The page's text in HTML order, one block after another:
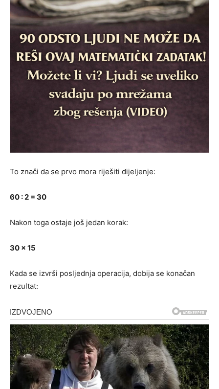
To znači da se prvo mora riješiti dijeljenje:
60 : 2 = 30
Nakon toga ostaje još jedan korak:
30 × 15
Kada se izvrši posljednja operacija, dobija se konačan
rezultat: